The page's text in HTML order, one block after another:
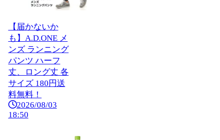
【届かないか
も】A.D.ONE メ
ンズ ランニング
パンツ ハーフ
丈、ロング丈 各
サイズ 180円送
料無料！
2026/08/03
18:50